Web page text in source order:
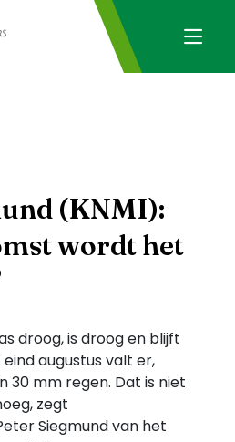
(KNMI):
wordt het
droog, is droog en blijft
augustus valt er,
30 mm regen. Dat is niet
zegt
Siegmund van het